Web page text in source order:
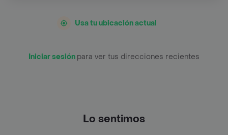
Usa tu ubicación actual
Iniciar sesión para ver tus direcciones recientes
Lo sentimos